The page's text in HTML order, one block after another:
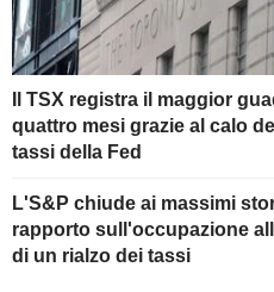
Il TSX registra il maggior
quattro mesi grazie al calo
tassi della Fed
L'S&P chiude ai massimi
rapporto sull'occupazione
di un rialzo dei tassi